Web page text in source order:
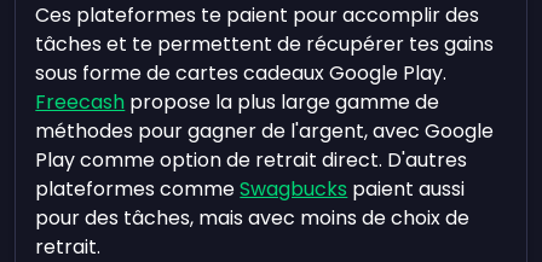
Ces plateformes te paient pour accomplir des
tâches et te permettent de récupérer tes gains
sous forme de cartes cadeaux Google Play.
Freecash propose la plus large gamme de
méthodes pour gagner de l'argent, avec Google
Play comme option de retrait direct. D'autres
plateformes commeSwagbucks paient aussi
pour des tâches, mais avec moins de choix de
retrait.